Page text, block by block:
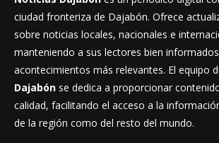
ciudad fronteriza de Dajabón. Ofrece
sobre noticias locales, nacionales e
manteniendo a sus lectores bien
acontecimientos más relevantes. El equipo
Dajabón se dedica a proporcionar
calidad, facilitando el acceso a la
de la región como del resto del mundo.